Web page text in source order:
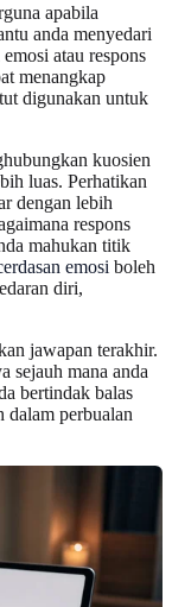
apabila
anda menyedari
atau respons
menangkap
digunakan untuk
kuosien
luas. Perhatikan
dengan lebih
respons
mahukan titik
emosi boleh
diri,
jawapan terakhir.
sejauh mana anda
bertindak balas
dalam perbualan